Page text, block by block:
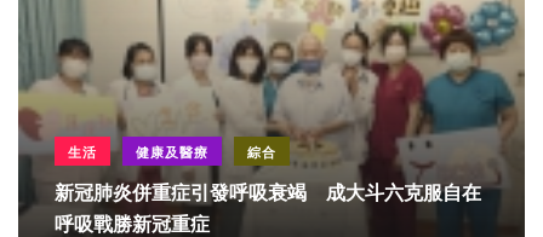
生活 健康及醫療 綜合
新冠肺炎併重症引發呼吸衰竭 成大斗六克服自在
呼吸戰勝新冠重症